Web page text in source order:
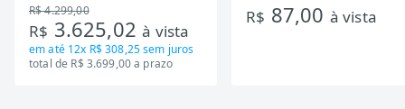
Tecnologia Inverter, Branco,
Bivolt
R$ 4.299,00
R$ 3.625,02à vista
em até 12x R$ 308,25sem juros
total de R$ 3.699,00 a prazo
R$ 87,00 à vista